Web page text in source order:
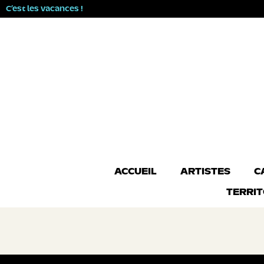
C’est les vacances !
ACCUEIL ARTISTES